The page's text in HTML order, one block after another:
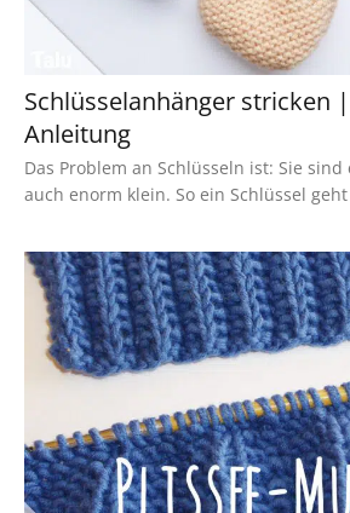
Schlüsselanhänger stricken
Anleitung
Das Problem an Schlüsseln ist: Sie
auch enorm klein. So ein Schlüssel